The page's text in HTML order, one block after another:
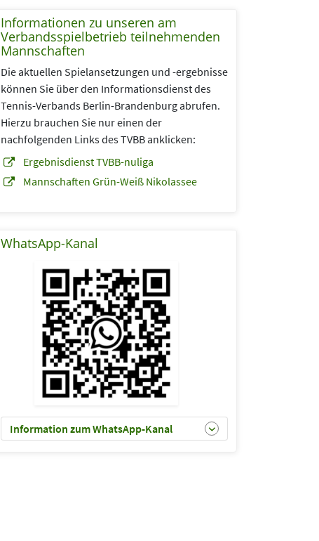
Informationen zu unseren am
Verbandsspielbetrieb teilnehmenden
Mannschaften
Die aktuellen Spielansetzungen und -ergebnisse
können Sie über den Informationsdienst des
Tennis-Verbands Berlin-Brandenburg abrufen.
Hierzu brauchen Sie nur einen der
nachfolgenden Links des TVBB anklicken:
Ergebnisdienst TVBB-nuliga
Mannschaften Grün-Weiß Nikolassee
WhatsApp-Kanal
Information zum WhatsApp-Kanal